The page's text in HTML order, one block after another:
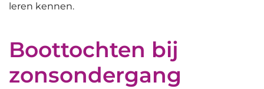
leren kennen.
Boottochten bij
zonsondergang